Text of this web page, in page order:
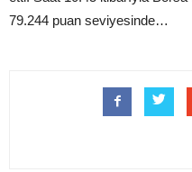
79.244 puan seviyesinde…